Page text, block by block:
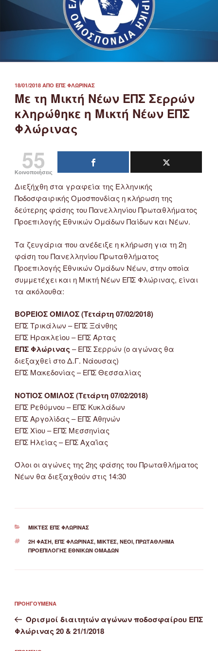
ΔΗΜΟΣΙΕΎΤΗΚΕ
ΣΤΙΣ
18/01/2018 ΑΠΌ ΕΠΣ ΦΛΏΡΙΝΑΣ
Με τη Μικτή Νέων ΕΠΣ Σερρών
κληρώθηκε η Μικτή Νέων ΕΠΣ
Φλώρινας
55
Κοινοποιήσεις
Διεξήχθη στα γραφεία της Ελληνικής
Ποδοσφαιρικής Ομοσπονδίας η κλήρωση της
δεύτερης φάσης του Πανελληνίου Πρωταθλήματος
Προεπιλογής Εθνικών Ομάδων Παίδων και Νέων.
Τα ζευγάρια που ανέδειξε η κλήρωση για τη 2η
φάση του Πανελληνίου Πρωταθλήματος
Προεπιλογής Εθνικών Ομάδων Νέων, στην οποία
συμμετέχει και η Μικτή Νέων ΕΠΣ Φλώρινας, είναι
τα ακόλουθα:
ΒΟΡΕΙΟΣ ΟΜΙΛΟΣ (Τετάρτη 07/02/2018)
ΕΠΣ Τρικάλων – ΕΠΣ Ξάνθης
ΕΠΣ Ηρακλείου – ΕΠΣ Άρτας
ΕΠΣ Φλώρινας – ΕΠΣ Σερρών (ο αγώνας θα
διεξαχθεί στο Δ.Γ. Νάουσας)
ΕΠΣ Μακεδονίας – ΕΠΣ Θεσσαλίας
ΝΟΤΙΟΣ ΟΜΙΛΟΣ (Τετάρτη 07/02/2018)
ΕΠΣ Ρεθύμνου – ΕΠΣ Κυκλάδων
ΕΠΣ Αργολίδας – ΕΠΣ Αθηνών
ΕΠΣ Χίου – ΕΠΣ Μεσσηνίας
ΕΠΣ Ηλείας – ΕΠΣ Αχαΐας
Όλοι οι αγώνες της 2ης φάσης του Πρωταθλήματος
Νέων θα διεξαχθούν στις 14:30
ΚΑΤΗΓΟΡΊΕΣ
ΜΙΚΤΈΣ ΕΠΣ ΦΛΏΡΙΝΑΣ
ΕΤΙΚΈΤΕΣ
2Η ΦΆΣΗ, ΕΠΣ ΦΛΏΡΙΝΑΣ, ΜΙΚΤΈΣ, ΝΈΟΙ, ΠΡΩΤΆΘΛΗΜΑ
ΠΡΟΕΠΙΛΟΓΉΣ ΕΘΝΙΚΏΝ ΟΜΆΔΩΝ
άρθρων
Προηγούμενο
άρθρο
ΠΡΟΗΓΟΎΜΕΝΑ
Ορισμοί διαιτητών αγώνων ποδοσφαίρου ΕΠΣ
Φλώρινας 20 & 21/1/2018